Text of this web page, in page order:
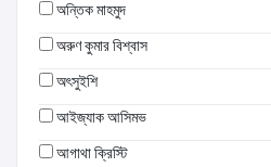
অন্তিক মাহমুদ
অরুণ কুমার বিশ্বাস
অৎসুইশি
আইজ্যাক আসিমভ
আগাথা ক্রিস্টি